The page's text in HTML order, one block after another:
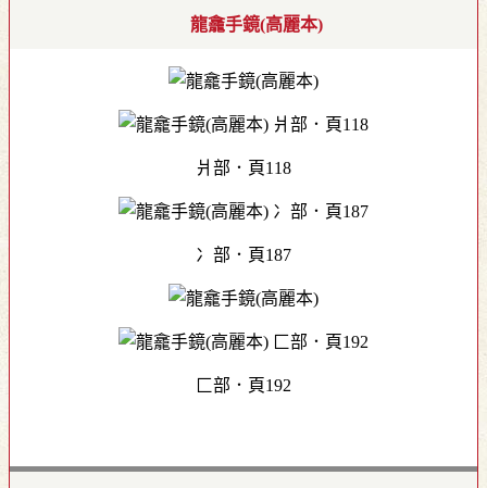
龍龕手鏡(高麗本)
爿部．頁118
冫部．頁187
匚部．頁192